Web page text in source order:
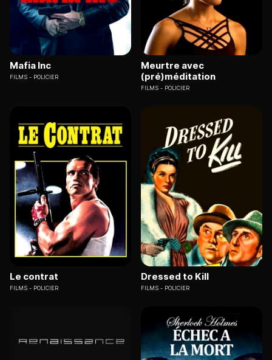
Mafia Inc
FILMS POLICIER
Meurtre avec
(pré)méditation
FILMS POLICIER
Le contrat
FILMS POLICIER
Dressed to Kill
FILMS POLICIER